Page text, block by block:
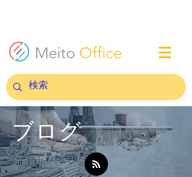
Meito Office
ブログ